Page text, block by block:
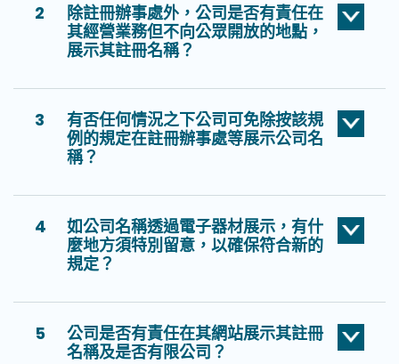
2
除註冊辦事處外，公司是否有責任在
其經營業務但不向公眾開放的地點，
展示其註冊名稱？
3
有否任何情況之下公司可免除按該規
例的規定在註冊辦事處等展示公司名
稱？
4
如公司名稱透過電子器材展示，有什
麼地方須特別留意，以確保符合新的
規定？
5
公司是否有責任在其網站展示其註冊
名稱及是否有限公司？